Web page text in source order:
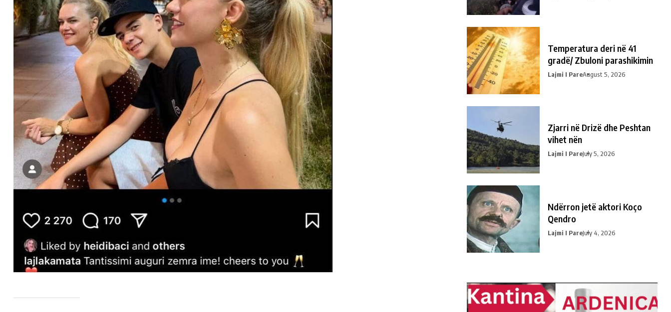
Temperatura deri në 41
gradë/ Zbuloni parashikimin
Lajmi I PareAugust 5, 2026
Zjarri në Drizë dhe Peshtan
vihet nën
Lajmi I PareJuly 5, 2026
Ndërron jetë aktori Koço
Qendro
Lajmi I PareJuly 4, 2026